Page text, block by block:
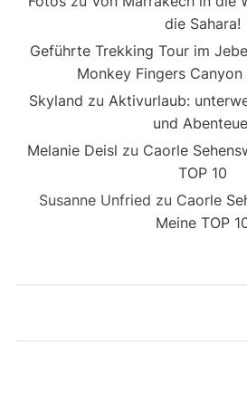
die Sahara!
Geführte Trekking Tour im
Monkey Fingers
Skyland zu Aktivurlaub:
und
Melanie Deisl zu Caorle
TOP 10
Susanne Unfried zu Caorle
Meine TOP